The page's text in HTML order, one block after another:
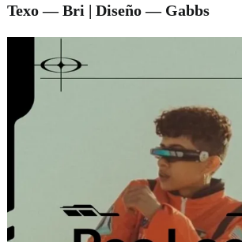
Texo — Bri | Diseño — Gabbs